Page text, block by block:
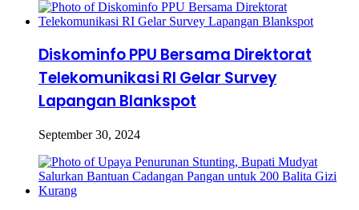
Diskominfo PPU Bersama Direktorat
Telekomunikasi RI Gelar Survey
Lapangan Blankspot
September 30, 2024